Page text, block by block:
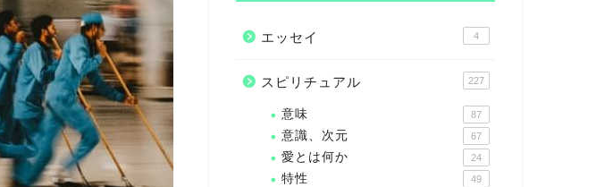
エッセイ 4
スピリチュアル 227
意味 87
意識、次元 67
愛とは何か 24
特性 49